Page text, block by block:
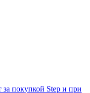
за покупкой Step и при